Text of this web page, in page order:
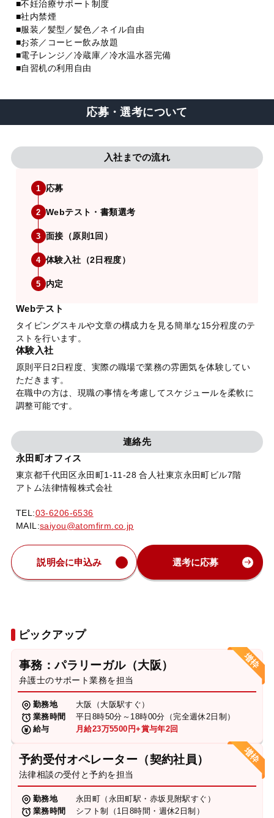
■不妊治療サポート制度
■社内禁煙
■服装／髪型／髪色／ネイル自由
■お茶／コーヒー飲み放題
■電子レンジ／冷蔵庫／冷水温水器完備
■自習机の利用自由
応募・選考について
入社までの流れ
1 応募
2 Webテスト・書類選考
3 面接（原則1回）
4 体験入社（2日程度）
5 内定
Webテスト
タイピングスキルや文章の構成力を見る簡単な15分程度のテ
ストを行います。
体験入社
原則平日2日程度、実際の職場で業務の雰囲気を体験してい
ただきます。
在職中の方は、現職の事情を考慮してスケジュールを柔軟に
調整可能です。
連絡先
永田町オフィス
東京都千代田区永田町1-11-28 合人社東京永田町ビル7階
アトム法律情報株式会社
TEL:03-6206-6536
MAIL:saiyou@atomfirm.co.jp
説明会に申込み 選考に応募
ピックアップ
事務：パラリーガル（大阪）
弁護士のサポート業務を担当
勤務地
大阪（大阪駅すぐ）
業務時間
平日8時50分～18時00分（完全週休2日制）
給与
月給23万5500円+賞与年2回
予約受付オペレーター（契約社員）
法律相談の受付と予約を担当
勤務地
永田町（永田町駅・赤坂見附駅すぐ）
業務時間
シフト制（1日8時間・週休2日制）